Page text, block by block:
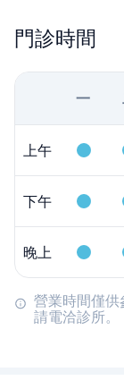
門診時間
一
上午
下午
晚上
營業時間僅
請電洽診所。